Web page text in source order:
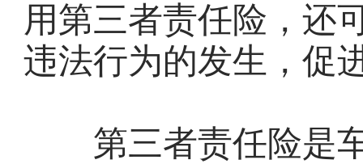
用第三者责任险，还
违法行为的发生，促
第三者责任险是车